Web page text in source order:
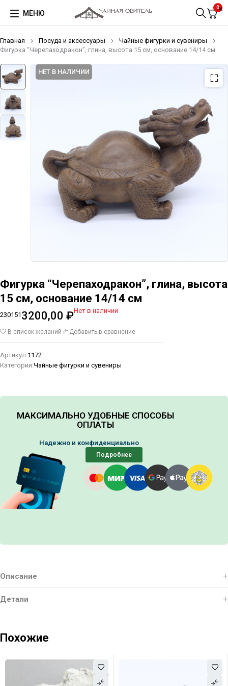
МЕНЮ
0
Главная Посуда и аксессуары
Чайные фигурки и сувениры
Фигурка “Черепаходракон”, глина, высота 15 см, основание 14/14 см
НЕТ В НАЛИЧИИ
Фигурка “Черепаходракон”, глина, высота
15 см, основание 14/14 см
230151 3200,00 ₽Нет в наличии
В список желаний Добавить в сравнение
Артикул:1172
Категории:Чайные фигурки и сувениры
МАКСИМАЛЬНО УДОБНЫЕ СПОСОБЫ
ОПЛАТЫ
Надежно и конфиденциально
Подробнее
Описание
Детали
Похожие